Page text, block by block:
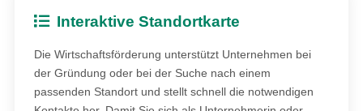
Interaktive Standortkarte
Die Wirtschaftsförderung unterstützt Unternehmen bei
der Gründung oder bei der Suche nach einem
passenden Standort und stellt schnell die notwendigen